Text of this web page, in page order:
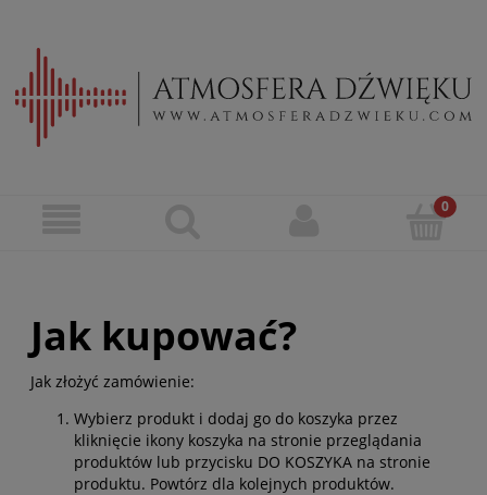
Jak kupować?
Jak złożyć zamówienie:
Wybierz produkt i dodaj go do koszyka przez
kliknięcie ikony koszyka na stronie przeglądania
produktów lub przycisku DO KOSZYKA na stronie
produktu. Powtórz dla kolejnych produktów.